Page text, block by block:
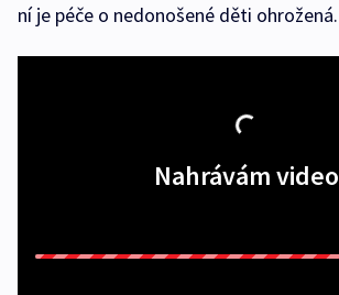
ní je péče o nedonošené děti ohrožená.
Nahrávám video